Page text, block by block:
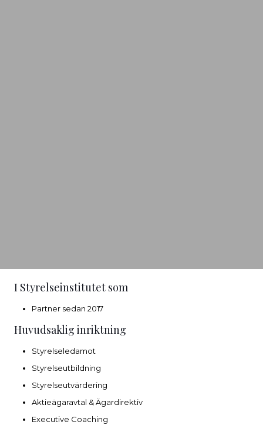
I Styrelseinstitutet som
Partner sedan 2017
Huvudsaklig inriktning
Styrelseledamot
Styrelseutbildning
Styrelseutvärdering
Aktieägaravtal & Ägardirektiv
Executive Coaching